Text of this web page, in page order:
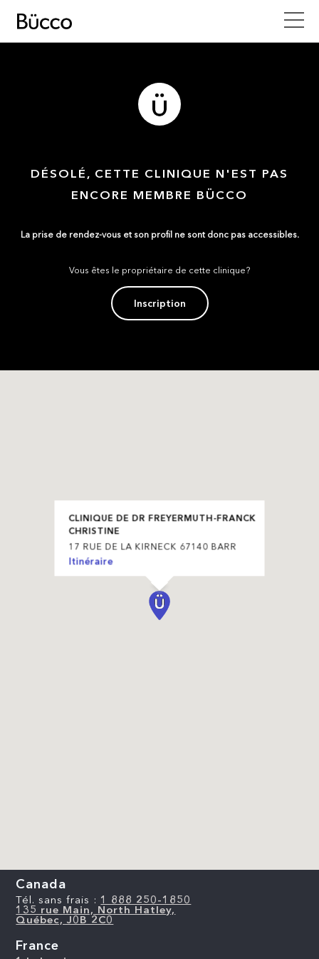
DÉSOLÉ, CETTE CLINIQUE N'EST PAS
ENCORE MEMBRE BÜCCO
La prise de rendez-vous et son profil ne sont donc pas accessibles.
Vous êtes le propriétaire de cette clinique?
Inscription
CLINIQUE DE DR FREYERMUTH-FRANCK
CHRISTINE
17 RUE DE LA KIRNECK 67140 BARR
Itinéraire
Canada
Tél. sans frais : 1 888 250-1850
135 rue Main, North Hatley,
Québec, J0B 2C0
France